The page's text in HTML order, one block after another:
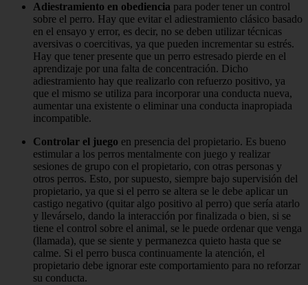
Adiestramiento en obediencia para poder tener un control
sobre el perro. Hay que evitar el adiestramiento clásico basado
en el ensayo y error, es decir, no se deben utilizar técnicas
aversivas o coercitivas, ya que pueden incrementar su estrés.
Hay que tener presente que un perro estresado pierde en el
aprendizaje por una falta de concentración. Dicho
adiestramiento hay que realizarlo con refuerzo positivo, ya
que el mismo se utiliza para incorporar una conducta nueva,
aumentar una existente o eliminar una conducta inapropiada
incompatible.
Controlar el juego en presencia del propietario. Es bueno
estimular a los perros mentalmente con juego y realizar
sesiones de grupo con el propietario, con otras personas y
otros perros. Esto, por supuesto, siempre bajo supervisión del
propietario, ya que si el perro se altera se le debe aplicar un
castigo negativo (quitar algo positivo al perro) que sería atarlo
y llevárselo, dando la interacción por finalizada o bien, si se
tiene el control sobre el animal, se le puede ordenar que venga
(llamada), que se siente y permanezca quieto hasta que se
calme. Si el perro busca continuamente la atención, el
propietario debe ignorar este comportamiento para no reforzar
su conducta.